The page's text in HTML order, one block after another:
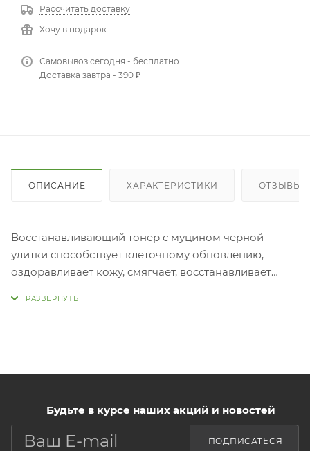
Рассчитать доставку
Хочу в подарок
Самовывоз сегодня - бесплатно
Доставка завтра - 390 ₽
ОПИСАНИЕ ХАРАКТЕРИСТИКИ ОТЗЫВЫ
Восстанавливающий тонер с муцином черной
улитки способствует клеточному обновлению,
оздоравливает кожу, смягчает, восстанавливает
клеточное обновление и ранозаживление, снимает
разглаживает морщины, оказывает
антибактериальное действие. Экстракт центеллы
азиатской оказывает противовоспалительное и
Будьте в курсе наших акций и новостей
ПОДПИСАТЬСЯ